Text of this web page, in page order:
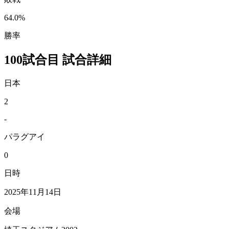
64.0%
勝率
100試合目 試合詳細
日本
2
-
パラグアイ
0
日時
2025年11月14日
会場